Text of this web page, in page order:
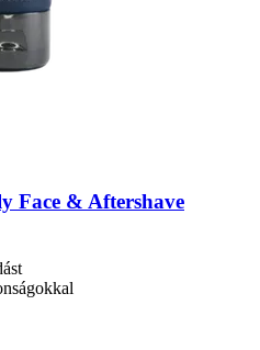
Face & Aftershave